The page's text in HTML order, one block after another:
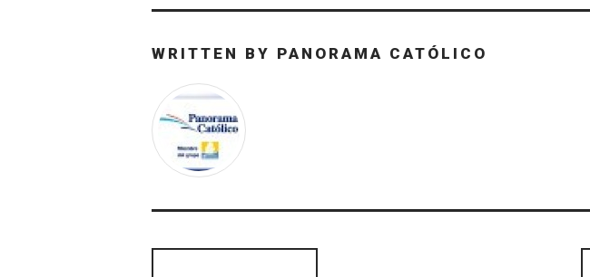
WRITTEN BY PANORAMA CATÓLICO